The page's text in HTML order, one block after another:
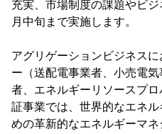
充実、市場制度の課題やビ
月中旬まで実施します。
アグリゲーションビジネス
ー（送配電事業者、小売電
者、エネルギーリソースプ
証事業では、世界的なエネ
めの革新的なエネルギーマ